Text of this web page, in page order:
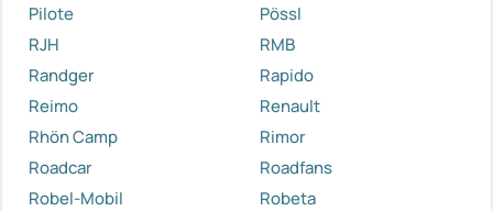
Pilote
Pössl
RJH
RMB
Randger
Rapido
Reimo
Renault
Rhön Camp
Rimor
Roadcar
Roadfans
Robel-Mobil
Robeta